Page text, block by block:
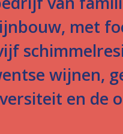
met
wijnen,
en de